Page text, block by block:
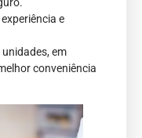
e
em
conveniência